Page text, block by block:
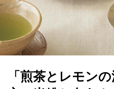
「煎茶とレモン